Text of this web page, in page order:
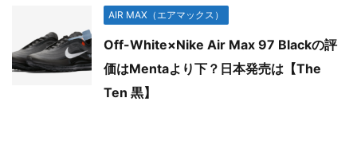
AIR MAX（エアマックス）
Off-White×Nike Air Max 97 Blackの評
価はMentaより下？日本発売は【The
Ten 黒】